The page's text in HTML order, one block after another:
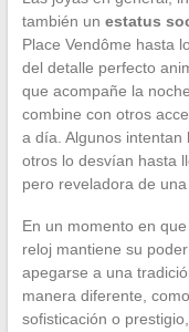
también un estatus
Place Vendôme hasta
del detalle perfecto
que acompañe la
combine con otros
a día. Algunos intentan
otros lo desvían hasta
pero reveladora de
En un momento en
reloj mantiene su
apegarse a una
manera diferente,
sofisticación o